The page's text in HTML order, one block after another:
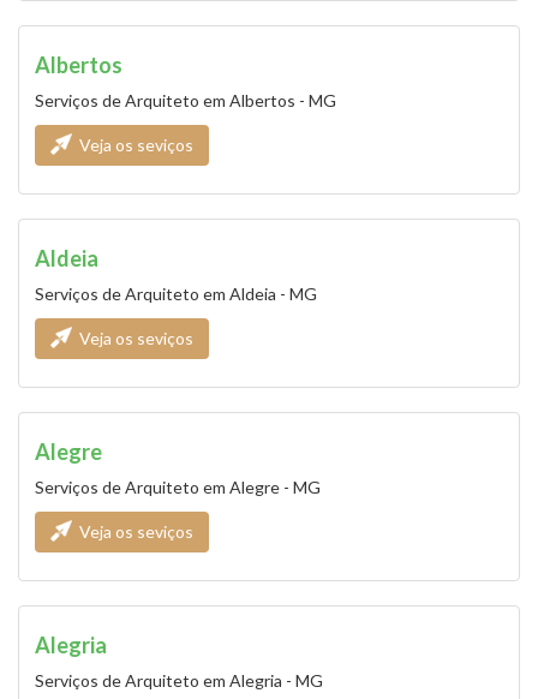
Albertos
Serviços de Arquiteto em Albertos - MG
Veja os seviços
Aldeia
Serviços de Arquiteto em Aldeia - MG
Veja os seviços
Alegre
Serviços de Arquiteto em Alegre - MG
Veja os seviços
Alegria
Serviços de Arquiteto em Alegria - MG